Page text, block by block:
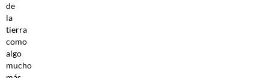
de
la
tierra
como
algo
mucho